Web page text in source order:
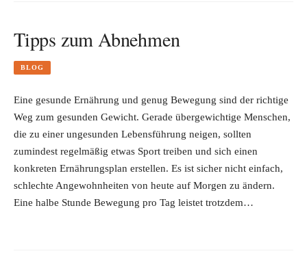
Tipps zum Abnehmen
BLOG
Eine gesunde Ernährung und genug Bewegung sind der richtige
Weg zum gesunden Gewicht. Gerade übergewichtige Menschen,
die zu einer ungesunden Lebensführung neigen, sollten
zumindest regelmäßig etwas Sport treiben und sich einen
konkreten Ernährungsplan erstellen. Es ist sicher nicht einfach,
schlechte Angewohnheiten von heute auf Morgen zu ändern.
Eine halbe Stunde Bewegung pro Tag leistet trotzdem…